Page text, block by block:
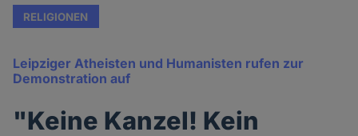
RELIGIONEN
Leipziger Atheisten und Humanisten rufen zur
Demonstration auf
"Keine Kanzel! Kein